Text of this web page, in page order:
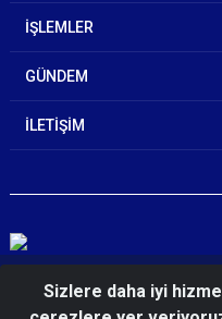
İŞLEMLER
GÜNDEM
İLETİŞİM
© 2026 Samsun
Sizlere daha iyi